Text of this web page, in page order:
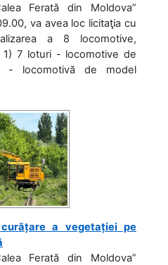
Ferată din Moldova”
va avea loc licitaţia cu
a 8 locomotive,
7 loturi - locomotive de
locomotivă de model
a vegetației pe
Ferată din Moldova”